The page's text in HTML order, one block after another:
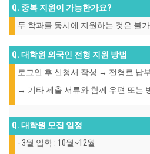
Q. 중복 지원이 가능한가요?
두 학과를 동시에 지원하는 것은 불
Q. 대학원 외국인 전형 지원 방법
로그인 후 신청서 작성 → 전형료 납
→ 기타 제출 서류와 함께 우편 또는
Q. 대학원 모집 일정
- 3월 입학 : 10월~12월